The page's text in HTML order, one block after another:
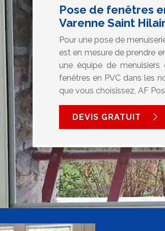
Pose de fenêtres
Varenne Saint
Pour une pose de
est en mesure de prendre
une équipe de
fenêtres en PVC dans les
que vous choisissez, AF
DEVIS GRATUIT